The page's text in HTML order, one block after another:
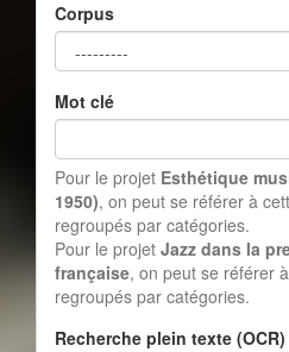
Corpus
Mot clé
Pour le projet Esthétique
1950), on peut se référer à
regroupés par catégories.
Pour le projet Jazz dans la
française, on peut se référer
regroupés par catégories.
Recherche plein texte (OCR)